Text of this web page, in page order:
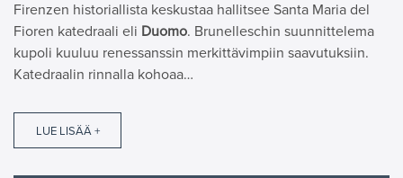
Firenzen historiallista keskustaa hallitsee Santa Maria del
Fioren katedraali eli Duomo. Brunelleschin suunnittelema
kupoli kuuluu renessanssin merkittävimpiin saavutuksiin.
Katedraalin rinnalla kohoaa…
LUE LISÄÄ +